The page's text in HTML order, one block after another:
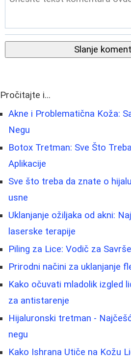
Slanje
Pročitajte i...
Akne i Problematična Koža:
Negu
Botox Tretman: Sve Što
Aplikacije
Sve što treba da znate o
usne
Uklanjanje ožiljaka od akni:
laserske terapije
Piling za Lice: Vodič za
Prirodni načini za uklanjanje
Kako očuvati mladolik izgled
za antistarenje
Hijaluronski tretman -
negu
Kako Ishrana Utiče na Kožu